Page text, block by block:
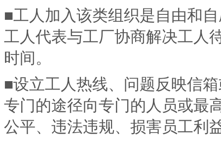
■工人加入该类组织是自由和
工人代表与工厂协商解决工人
时间。
■设立工人热线、问题反映信
专门的途径向专门的人员或最
公平、违法违规、损害员工利